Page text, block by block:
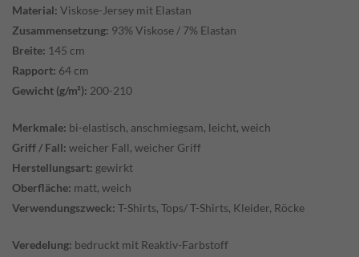
Material: Viskose-Jersey mit Elastan
Zusammensetzung: 93% Viskose / 7% Elastan
Breite: 145 cm
Rapport: 64 cm
Gewicht (g/m²): 200-210
Merkmale: bi-elastisch, anschmiegsam, leicht, weich
Griff / Fall: weicher Fall, weicher Griff
Herstellungsart: gewirkt
Oberfläche: matt, weich
Verwendungszweck: T-Shirts, Tops/ T-Shirts, Kleider, Röcke
Veredelung: bedruckt mit Reaktiv-Farbstoff